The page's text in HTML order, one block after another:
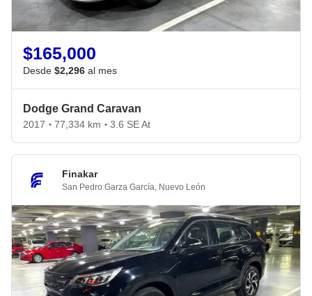
$165,000
Desde $2,296 al mes
Dodge Grand Caravan
2017 • 77,334 km • 3.6 SE At
Finakar
San Pedro Garza García Nuevo León